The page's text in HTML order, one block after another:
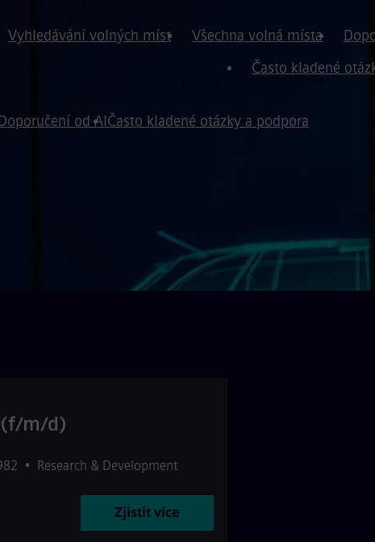
Vyhledávání volných míst Všechna volná místa
Často kladené
od AIČasto kladené otázky a podpora
m/d)
• Research & Development
Zjistit více